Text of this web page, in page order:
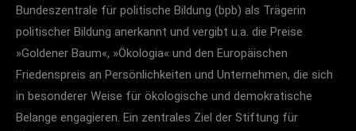
Bundeszentrale für politische Bildung (bpb) als Trägerin
politischer Bildung anerkannt und vergibt u.a. die Preise
»Goldener Baum«, »Ökologia« und den Europäischen
Friedenspreis an Persönlichkeiten und Unternehmen, die sich
in besonderer Weise für ökologische und demokratische
Belange engagieren. Ein zentrales Ziel der Stiftung für